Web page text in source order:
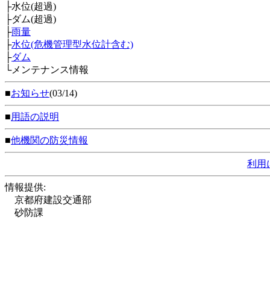
├水位(超過)
├ダム(超過)
├雨量
├水位(危機管理型水位計含む)
├ダム
└メンテナンス情報
■お知らせ(03/14)
■用語の説明
■他機関の防災情報
利用
情報提供:
京都府建設交通部
砂防課